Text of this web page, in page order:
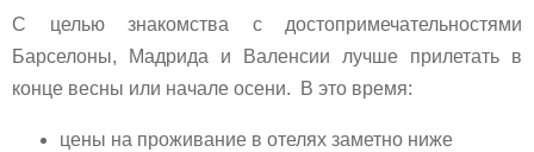
С целью знакомства с достопримечательностями
Барселоны, Мадрида и Валенсии лучше прилетать в
конце весны или начале осени. В это время:
цены на проживание в отелях заметно ниже